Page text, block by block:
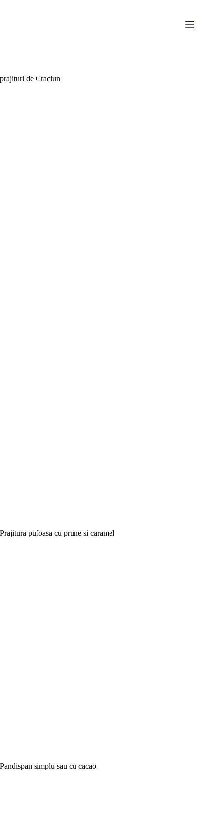
prajituri de Craciun
Prajitura pufoasa cu prune si caramel
Pandispan simplu sau cu cacao